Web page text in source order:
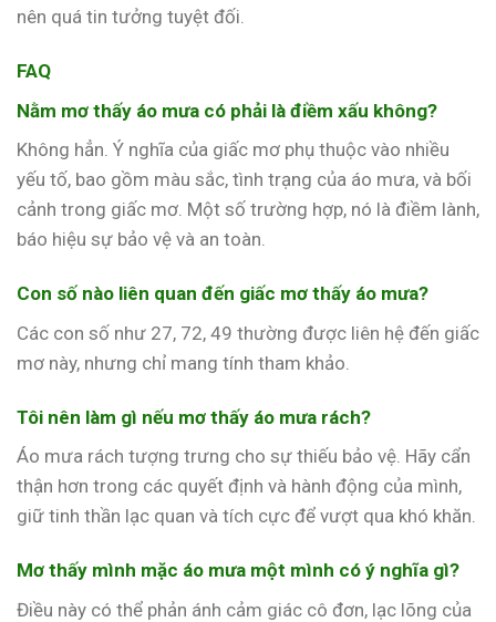
nên quá tin tưởng tuyệt đối.
FAQ
Nằm mơ thấy áo mưa có phải là điềm xấu không?
Không hẳn. Ý nghĩa của giấc mơ phụ thuộc vào nhiều
yếu tố, bao gồm màu sắc, tình trạng của áo mưa, và bối
cảnh trong giấc mơ. Một số trường hợp, nó là điềm lành,
báo hiệu sự bảo vệ và an toàn.
Con số nào liên quan đến giấc mơ thấy áo mưa?
Các con số như 27, 72, 49 thường được liên hệ đến giấc
mơ này, nhưng chỉ mang tính tham khảo.
Tôi nên làm gì nếu mơ thấy áo mưa rách?
Áo mưa rách tượng trưng cho sự thiếu bảo vệ. Hãy cẩn
thận hơn trong các quyết định và hành động của mình,
giữ tinh thần lạc quan và tích cực để vượt qua khó khăn.
Mơ thấy mình mặc áo mưa một mình có ý nghĩa gì?
Điều này có thể phản ánh cảm giác cô đơn, lạc lõng của